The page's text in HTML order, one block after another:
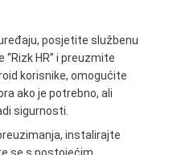
posjetite službenu
HR” i preuzmite
korisnike, omogućite
ako je potrebno, ali
sigurnosti.
instalirajte